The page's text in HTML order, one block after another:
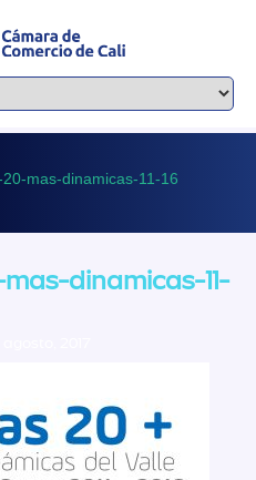
20-mas-dinamicas-11-16
dinamicas-11-